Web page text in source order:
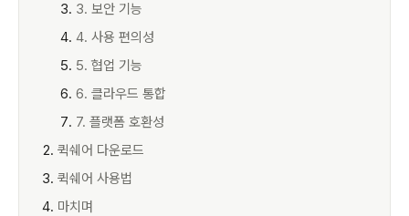
3. 보안 기능
4. 사용 편의성
5. 협업 기능
6. 클라우드 통합
7. 플랫폼 호환성
퀵쉐어 다운로드
퀵쉐어 사용법
마치며